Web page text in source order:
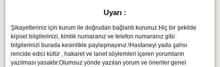
Uyarı :
Şikayetleriniz için kurum ile doğrudan bağlantı kurunuz.Hiç bir şekilde
kişisel bilgilerinizi, kimlik numaranız ve telefon numaranız gibi
bilgilerinizi burada kesinlikle paylaşmayınız.!Hastaneyi yada şahsı
rencide edici küfür , hakaret ve lanet söylemleri içeren yorumların
yazılması yasaktır.Olumsuz yönde yazılan yorum ve öneriler genel